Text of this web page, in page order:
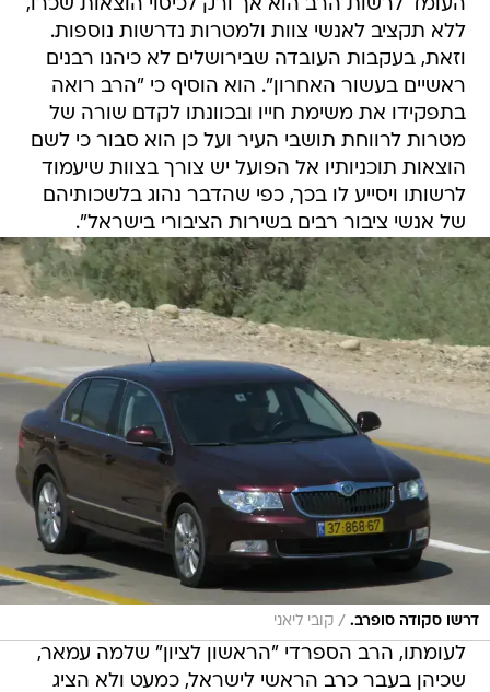
העומד לרשות הרב הוא אך ורק לכיסוי הוצאות שכרו,
ללא תקציב לאנשי צוות ולמטרות נדרשות נוספות.
וזאת, בעקבות העובדה שבירושלים לא כיהנו רבנים
ראשיים בעשור האחרון". הוא הוסיף כי "הרב רואה
בתפקידו את משימת חייו ובכוונתו לקדם שורה של
מטרות לרווחת תושבי העיר ועל כן הוא סבור כי לשם
הוצאות תוכניותיו אל הפועל יש צורך בצוות שיעמוד
לרשותו ויסייע לו בכך, כפי שהדבר נהוג בלשכותיהם
של אנשי ציבור רבים בשירות הציבורי בישראל".
דרשו סקודה סופרב. / קובי ליאני
לעומתו, הרב הספרדי "הראשון לציון" שלמה עמאר,
שכיהן בעבר כרב הראשי לישראל, כמעט ולא הציג